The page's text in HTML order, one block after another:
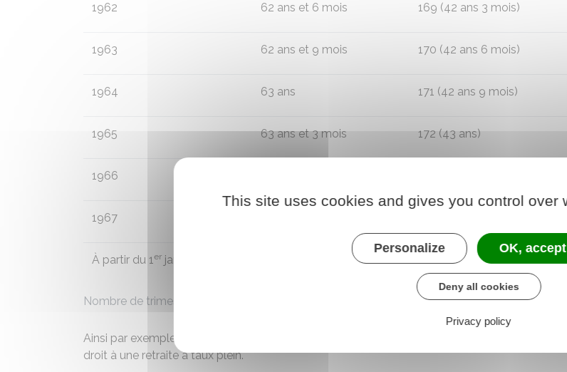
Nombre de trimestres d'assurance exigé pour avoir droit à une retraite à taux plein
1962 62 ans et 6 mois 169 (42 ans 3 mois)
1963 62 ans et 9 mois 170 (42 ans 6 mois)
1964 63 ans 171 (42 ans 9 mois)
1965 63 ans et 3 mois 172 (43 ans)
1966
1967
À partir du 1er janvier 1968 172 (43 ans)
Ainsi par exemple, vous êtes né le 15 avril 1964 et avez, à 63 ans, les 171 trimestres requis
droit à une retraite à taux plein.
This site uses cookies and gives you control over
Personalize OK, accept
Deny all cookies
Privacy policy